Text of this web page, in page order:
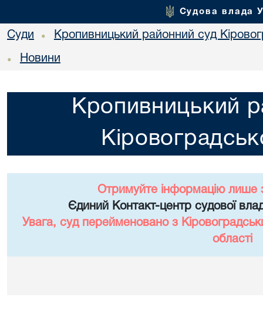
Судова влада
Суди • Кропивницький районний суд
• Новини
Кропивницький
Отримуйте інформацію лише
Єдиний Контакт-центр судової
Увага, суд перейменовано з
області